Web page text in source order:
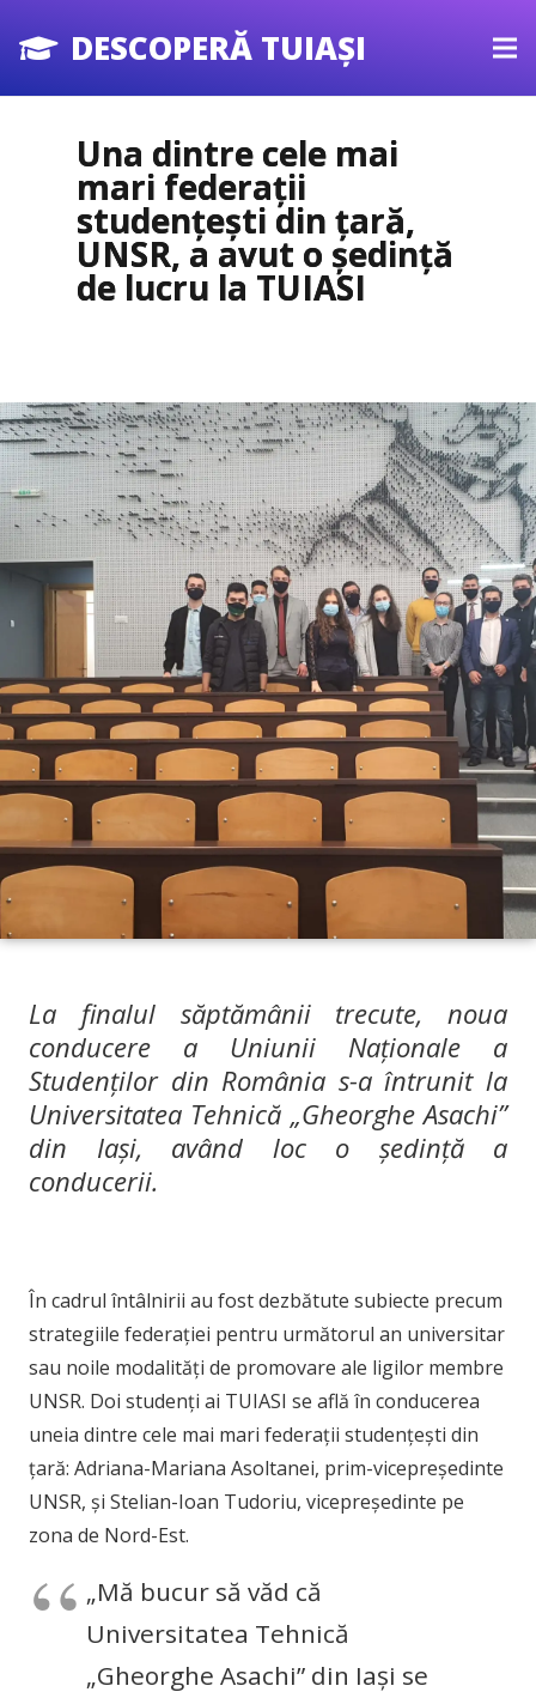
DESCOPERĂ TUIAȘI
Una dintre cele mai
mari federații
studențești din țară,
UNSR, a avut o ședință
de lucru la TUIASI
La finalul săptămânii trecute, noua
conducere a Uniunii Naționale a
Studenților din România s-a întrunit la
Universitatea Tehnică „Gheorghe Asachi”
din Iași, având loc o ședință a
conducerii.
În cadrul întâlnirii au fost dezbătute subiecte precum
strategiile federației pentru următorul an universitar
sau noile modalități de promovare ale ligilor membre
UNSR. Doi studenți ai TUIASI se află în conducerea
uneia dintre cele mai mari federații studențești din
țară: Adriana-Mariana Asoltanei, prim-vicepreședinte
UNSR, și Stelian-Ioan Tudoriu, vicepreședinte pe
zona de Nord-Est.
„Mă bucur să văd că
Universitatea Tehnică
„Gheorghe Asachi” din Iași se